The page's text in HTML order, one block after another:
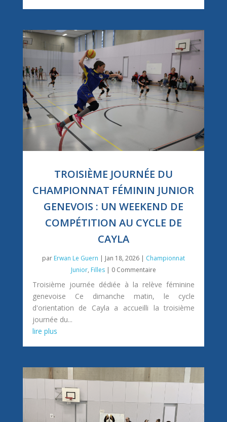
TROISIÈME JOURNÉE DU
CHAMPIONNAT FÉMININ JUNIOR
GENEVOIS : UN WEEKEND DE
COMPÉTITION AU CYCLE DE
CAYLA
par Erwan Le Guern | Jan 18, 2026| Championnat
Junior, Filles| 0 Commentaire
Troisième journée dédiée à la relève féminine
genevoise Ce dimanche matin, le cycle
d'orientation de Cayla a accueilli la troisième
journée du...
lire plus